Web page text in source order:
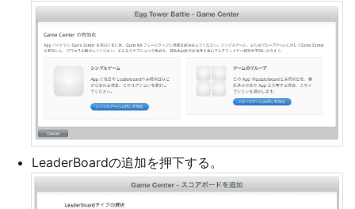
LeaderBoardの追加を押下する。